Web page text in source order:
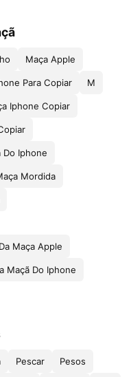
Maça Apple
Para Copiar M
Iphone Copiar
Do Iphone
Mordida
Da Maça Apple
Maçã Do Iphone
Pescar Pesos